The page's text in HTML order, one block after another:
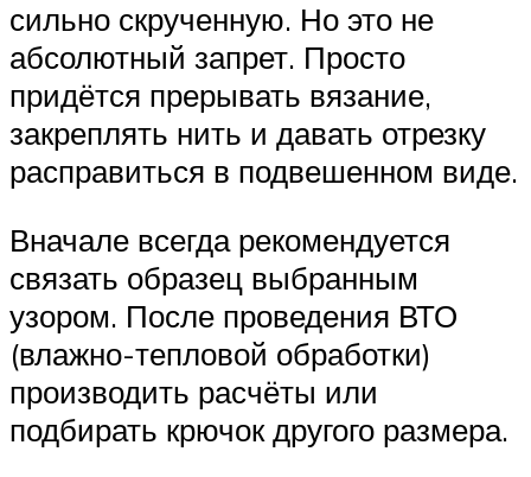
сильно скрученную. Но это не
абсолютный запрет. Просто
придётся прерывать вязание,
закреплять нить и давать отрезку
расправиться в подвешенном виде.
Вначале всегда рекомендуется
связать образец выбранным
узором. После проведения ВТО
(влажно-тепловой обработки)
производить расчёты или
подбирать крючок другого размера.